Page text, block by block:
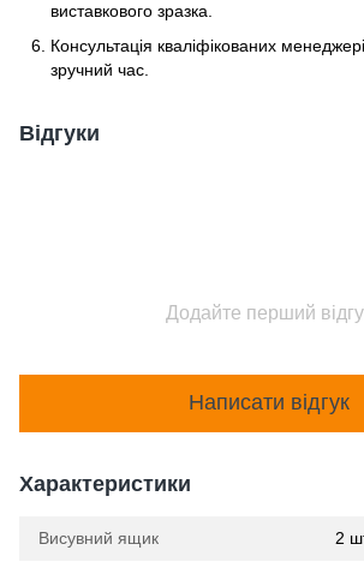
виставкового зразка.
Консультація кваліфікованих
зручний час.
Відгуки
Додайте перший
Написати відгук
Характеристики
Висувний ящик 2